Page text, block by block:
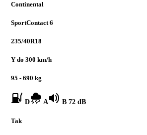
Continental
SportContact 6
235/40R18
Y do 300 km/h
95 - 690 kg
D A B 72 dB
Tak